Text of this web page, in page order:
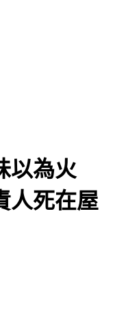
網曝「八仙暖舉」聲
以為火
人死在屋